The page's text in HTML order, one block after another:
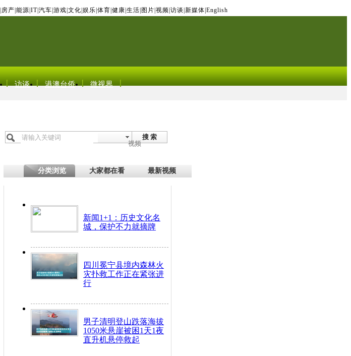
房产 能源 IT| 汽车 游戏 文化 娱乐 体育 健康 生活 图片 视频 访谈 新媒体 English
访谈 港澳台侨 微视界
搜 索
视频
分类浏览 大家都在看 最新视频
新闻1+1：历史文化名
城，保护不力就摘牌
四川冕宁县境内森林火
灾扑救工作正在紧张进
行
男子清明登山跌落海拔
1050米悬崖被困1天1夜
直升机悬停救起